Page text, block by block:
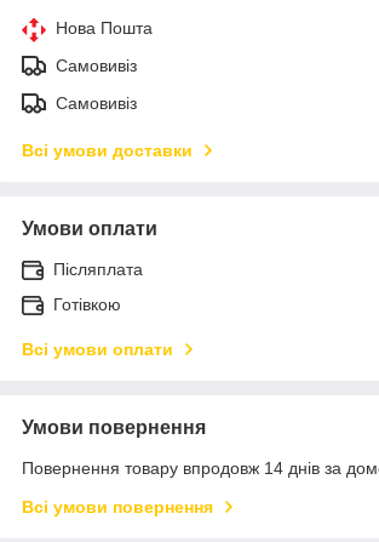
Нова Пошта
Самовивіз
Самовивіз
Всі умови доставки
Умови оплати
Післяплата
Готівкою
Всі умови оплати
Умови повернення
Повернення товару впродовж 14 днів за
Всі умови повернення